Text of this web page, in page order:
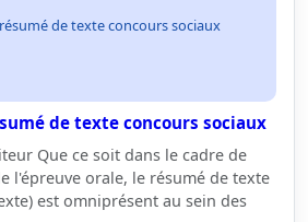
de texte concours sociaux
de texte concours sociaux
Que ce soit dans le cadre de
l'épreuve orale, le résumé de texte
est omniprésent au sein des